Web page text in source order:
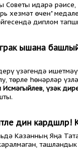
Советы идарә
хезмәт өчен"
диплом
ышана
үзәгендә
төрле һөнәрләр
үзәк
дин
Казанның Яңа